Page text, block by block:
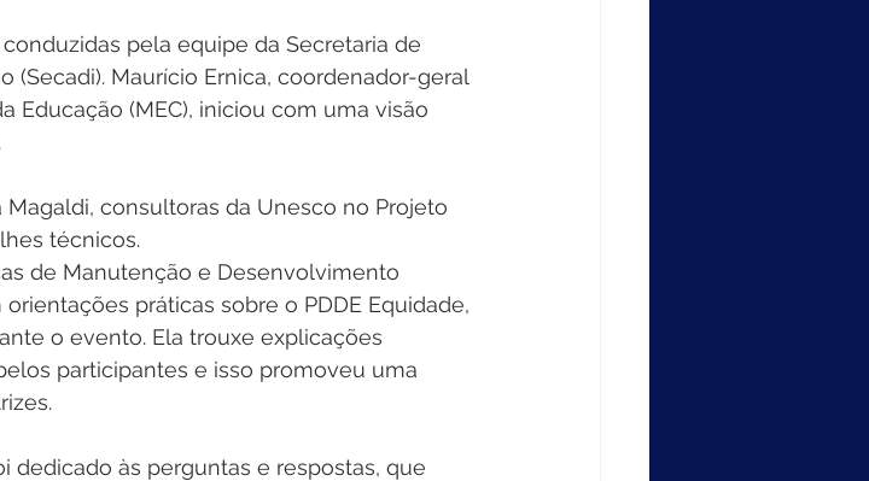
pela equipe da Secretaria de
(Secadi). Maurício Ernica, coordenador-geral
Educação (MEC), iniciou com uma visão
consultoras da Unesco no Projeto
técnicos.
de Manutenção e Desenvolvimento
práticas sobre o PDDE Equidade,
o evento. Ela trouxe explicações
participantes e isso promoveu uma
às perguntas e respostas, que